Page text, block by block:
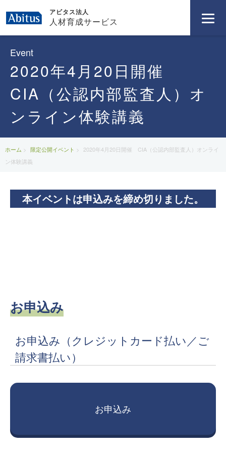
アビタス法人
人材育成サービス
Event
2020年4月20日開催
CIA（公認内部監査人）オ
ンライン体験講義
ホーム 限定公開イベント
2020年4月20日開催 CIA（公認内部監査人）オンライ
ン体験講義
本イベントは申込みを締め切りました。
お申込み
お申込み （クレジットカード払い／ご
請求書払い）
お申込み